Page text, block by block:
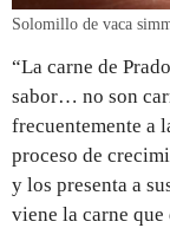
Solomillo de vaca
“La carne de
sabor… no son
frecuentemente a
proceso de
y los presenta a
viene la carne